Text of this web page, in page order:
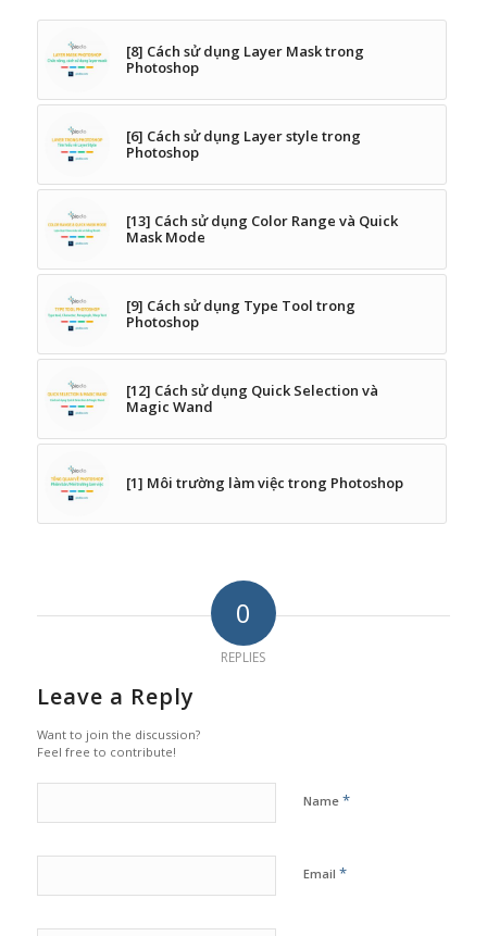
[8] Cách sử dụng Layer Mask trong
Photoshop
[6] Cách sử dụng Layer style trong
Photoshop
[13] Cách sử dụng Color Range và Quick
Mask Mode
[9] Cách sử dụng Type Tool trong
Photoshop
[12] Cách sử dụng Quick Selection và
Magic Wand
[1] Môi trường làm việc trong Photoshop
0
REPLIES
Leave a Reply
Want to join the discussion?
Feel free to contribute!
Name *
Email *